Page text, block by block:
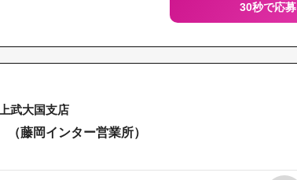
30秒で応募
武大国支店
藤岡インター営業所）